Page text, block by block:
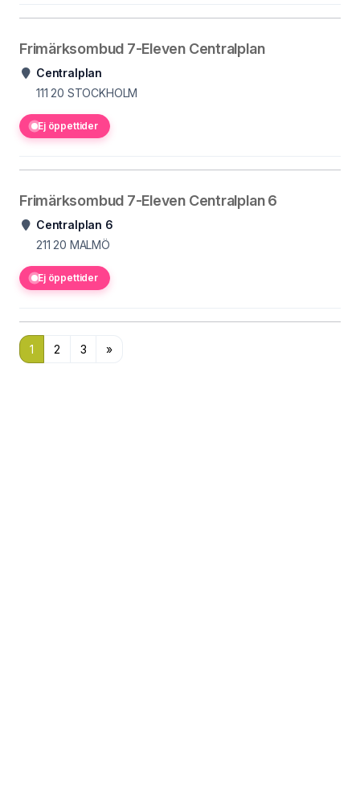
Frimärksombud 7-Eleven Centralplan
Centralplan
111 20 STOCKHOLM
Ej öppettider
Frimärksombud 7-Eleven Centralplan 6
Centralplan 6
211 20 MALMÖ
Ej öppettider
1 2 3 »